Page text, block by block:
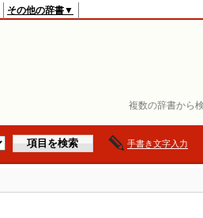
複数の辞書から
その他の辞書▼
手書き文字入力